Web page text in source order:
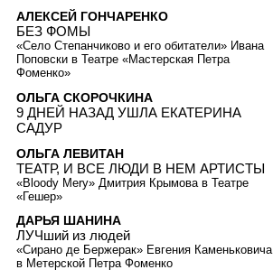
АЛЕКСЕЙ ГОНЧАРЕНКО
БЕЗ ФОМЫ
«Село Степанчиково и его обитатели» Ивана
Поповски в Театре «Мастерская Петра
Фоменко»
ОЛЬГА СКОРОЧКИНА
9 ДНЕЙ НАЗАД УШЛА ЕКАТЕРИНА
САДУР
ОЛЬГА ЛЕВИТАН
ТЕАТР, И ВСЕ ЛЮДИ В НЕМ АРТИСТЫ
«Bloody Mery» Дмитрия Крымова в Театре
«Гешер»
ДАРЬЯ ШАНИНА
ЛУЧший из людей
«Сирано де Бержерак» Евгения Каменьковича
в Метерской Петра Фоменко